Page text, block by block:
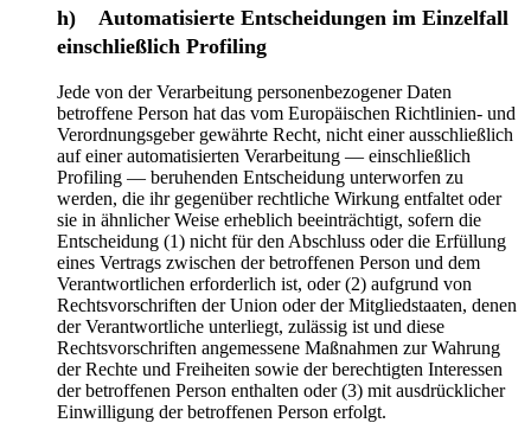
h) Automatisierte Entscheidungen im Einzelfall
einschließlich Profiling
Jede von der Verarbeitung personenbezogener Daten
betroffene Person hat das vom Europäischen Richtlinien- und
Verordnungsgeber gewährte Recht, nicht einer ausschließlich
auf einer automatisierten Verarbeitung — einschließlich
Profiling — beruhenden Entscheidung unterworfen zu
werden, die ihr gegenüber rechtliche Wirkung entfaltet oder
sie in ähnlicher Weise erheblich beeinträchtigt, sofern die
Entscheidung (1) nicht für den Abschluss oder die Erfüllung
eines Vertrags zwischen der betroffenen Person und dem
Verantwortlichen erforderlich ist, oder (2) aufgrund von
Rechtsvorschriften der Union oder der Mitgliedstaaten, denen
der Verantwortliche unterliegt, zulässig ist und diese
Rechtsvorschriften angemessene Maßnahmen zur Wahrung
der Rechte und Freiheiten sowie der berechtigten Interessen
der betroffenen Person enthalten oder (3) mit ausdrücklicher
Einwilligung der betroffenen Person erfolgt.